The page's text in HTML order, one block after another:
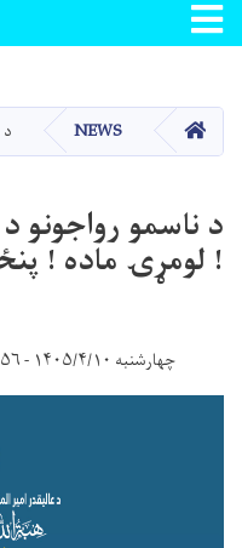
Toggle navigation
کور NEWS
د ناسمو رواجونو
! لومړۍ ماده !
چهارشنبه ۱۴۰۵/۴/۱۰ - ۱۴:۵۶